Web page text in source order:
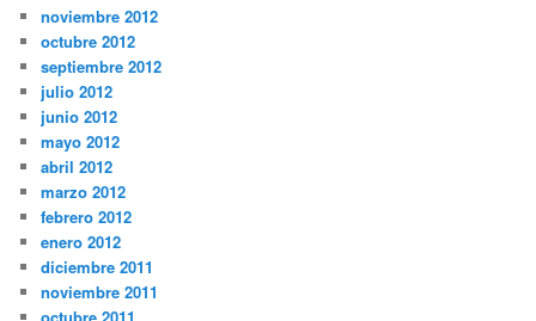
noviembre 2012
octubre 2012
septiembre 2012
julio 2012
junio 2012
mayo 2012
abril 2012
marzo 2012
febrero 2012
enero 2012
diciembre 2011
noviembre 2011